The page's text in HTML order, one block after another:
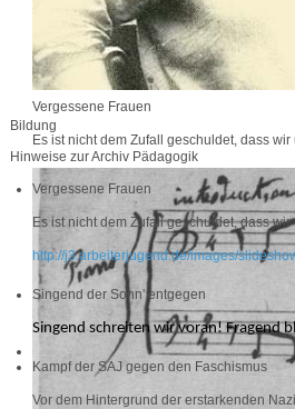
Vergessene Frauen
Es ist nicht dem Zufall geschuldet, dass
Bildung
Hinweise zur Archiv Pädagogik
Vergessene Frauen
Es ist nicht dem Zufall geschuldet, dass
http://j3.arbeiterjugend.de/images/
Singend der Sonn' entgegen
Singend schreiten wir voran! Fragend
Kampf der SAJ gegen den Faschismus
Vor dem Hintergrund der erstarkenden